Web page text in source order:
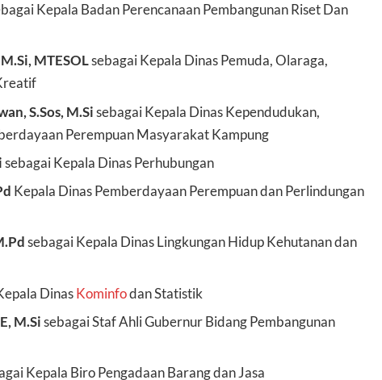
Kepala Badan Perencanaan Pembangunan Riset Dan
MTESOLsebagai Kepala Dinas Pemuda, Olaraga,
S.Sos, M.Sisebagai Kepala Dinas Kependudukan,
Perempuan Masyarakat Kampung
sebagai Kepala Dinas Perhubungan
Kepala Dinas Pemberdayaan Perempuan dan Perlindungan
sebagai Kepala Dinas Lingkungan Hidup Kehutanan dan
DinasKominfodan Statistik
M.Sisebagai Staf Ahli Gubernur Bidang Pembangunan
Kepala Biro Pengadaan Barang dan Jasa